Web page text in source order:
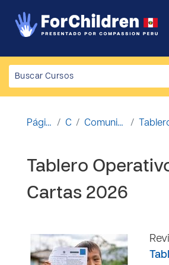
Página Principal Cursos Comunicación Niño - Padrino
Tablero
Cartas 2026